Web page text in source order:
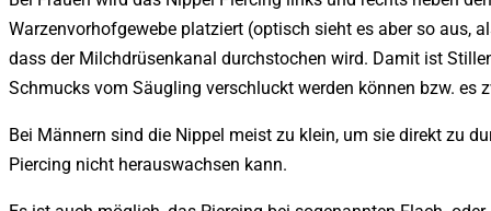
Warzenvorhofgewebe platziert (optisch sieht es aber so aus,
dass der Milchdrüsenkanal durchstochen wird. Damit ist
Schmucks vom Säugling verschluckt werden können bzw.
Bei Männern sind die Nippel meist zu klein, um sie direkt zu
Piercing nicht herauswachsen kann.